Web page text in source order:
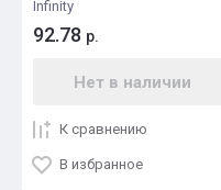
Infinity
92.78 р.
Нет в наличии
К сравнению
В избранное